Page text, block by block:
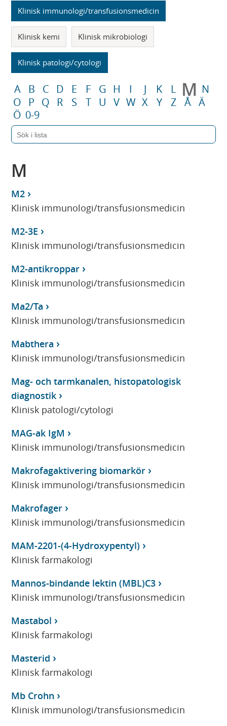
Klinisk immunologi/transfusionsmedicin
Klinisk kemi Klinisk mikrobiologi
Klinisk patologi/cytologi
A B C D E F G H I J K L M N
O
P Q R S T U V W X Y Z Å Ä
Ö 0-9
M
M2
Klinisk immunologi/transfusionsmedicin
M2-3E
Klinisk immunologi/transfusionsmedicin
M2-antikroppar
Klinisk immunologi/transfusionsmedicin
Ma2/Ta
Klinisk immunologi/transfusionsmedicin
Mabthera
Klinisk immunologi/transfusionsmedicin
Mag- och tarmkanalen, histopatologisk
diagnostik
Klinisk patologi/cytologi
MAG-ak IgM
Klinisk immunologi/transfusionsmedicin
Makrofagaktivering biomarkör
Klinisk immunologi/transfusionsmedicin
Makrofager
Klinisk immunologi/transfusionsmedicin
MAM-2201-(4-Hydroxypentyl)
Klinisk farmakologi
Mannos-bindande lektin (MBL)C3
Klinisk immunologi/transfusionsmedicin
Mastabol
Klinisk farmakologi
Masterid
Klinisk farmakologi
Mb Crohn
Klinisk immunologi/transfusionsmedicin